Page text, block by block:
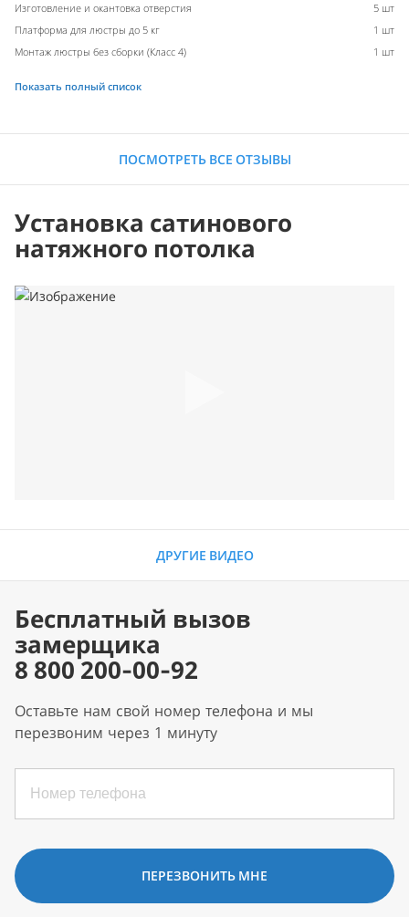
Изготовление и окантовка отверстия
5 шт
Платформа для люстры до 5 кг
1 шт
Монтаж люстры без сборки (Класс 4)
1 шт
Показать полный список
ПОСМОТРЕТЬ ВСЕ ОТЗЫВЫ
Установка сатинового
натяжного потолка
ДРУГИЕ ВИДЕО
Бесплатный вызов
замерщика
8 800 200-00-92
Оставьте нам свой номер телефона и мы
перезвоним через 1 минуту
ПЕРЕЗВОНИТЬ МНЕ